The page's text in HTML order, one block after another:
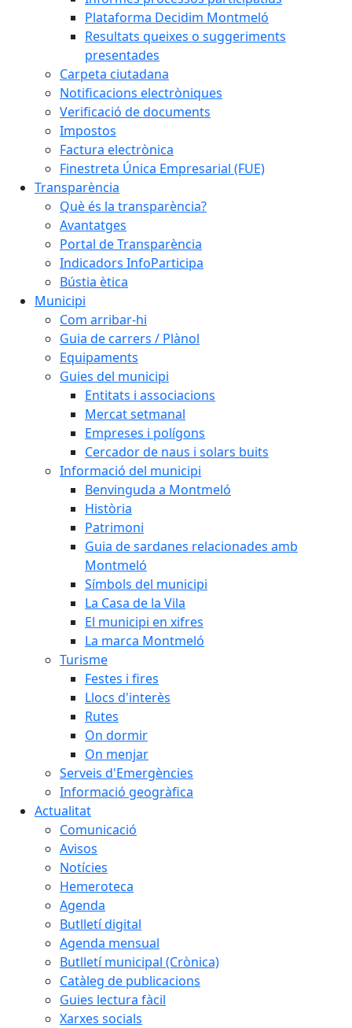
Plataforma Decidim Montmeló
Resultats queixes o suggeriments
presentades
Carpeta ciutadana
Notificacions electròniques
Verificació de documents
Impostos
Factura electrònica
Finestreta Única Empresarial (FUE)
Transparència
Què és la transparència?
Avantatges
Portal de Transparència
Indicadors InfoParticipa
Bústia ètica
Municipi
Com arribar-hi
Guia de carrers / Plànol
Equipaments
Guies del municipi
Entitats i associacions
Mercat setmanal
Empreses i polígons
Cercador de naus i solars buits
Informació del municipi
Benvinguda a Montmeló
Història
Patrimoni
Guia de sardanes relacionades amb
Montmeló
Símbols del municipi
La Casa de la Vila
El municipi en xifres
La marca Montmeló
Turisme
Festes i fires
Llocs d'interès
Rutes
On dormir
On menjar
Serveis d'Emergències
Informació geogràfica
Actualitat
Comunicació
Avisos
Notícies
Hemeroteca
Agenda
Butlletí digital
Agenda mensual
Butlletí municipal (Crònica)
Catàleg de publicacions
Guies lectura fàcil
Xarxes socials